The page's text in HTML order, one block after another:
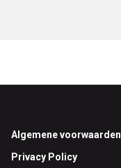
Footer
Algemene voorwaarden
Privacy Policy